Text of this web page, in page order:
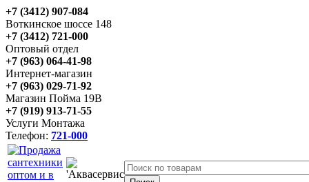
+7 (3412) 907-084
Воткинское шоссе 148
+7 (3412) 721-000
Оптовый отдел
+7 (963) 064-41-98
Интернет-магазин
+7 (963) 029-71-92
Магазин Пойма 19В
+7 (919) 913-71-55
Услуги Монтажа
Телефон: 721-000